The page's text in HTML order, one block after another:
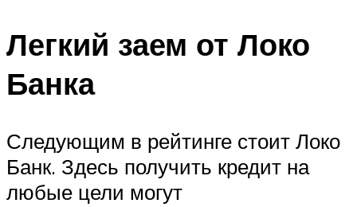
Легкий заем от Локо
Банка
Следующим в рейтинге стоит Локо
Банк. Здесь получить кредит на
любые цели могут